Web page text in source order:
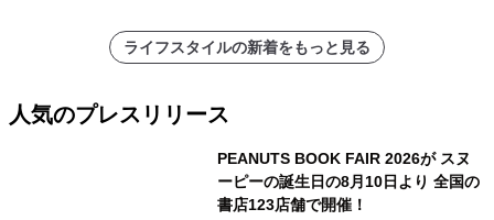
ライフスタイルの新着をもっと見る
人気のプレスリリース
PEANUTS BOOK FAIR 2026が スヌ
ーピーの誕生日の8月10日より 全国の
書店123店舗で開催！